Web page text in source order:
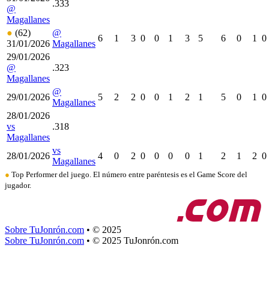
@
Magallanes
.333
● (62)
31/01/2026
@
Magallanes
6 1 3 0 0 1 3 5 6 0 1
0
29/01/2026
@
Magallanes
.323
29/01/2026
@
Magallanes
5 2 2 0 0 1 2 1 5 0 1
0
28/01/2026
vs
Magallanes
.318
28/01/2026
vs
Magallanes
4 0 2 0 0 0 0 1 2 1 2 0
● Top Performer del juego. El número entre paréntesis es el Game Score del
jugador.
Sobre TuJonrón.com • © 2025
Sobre TuJonrón.com • © 2025 TuJonrón.com